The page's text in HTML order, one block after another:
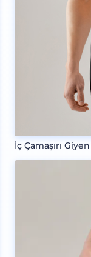
İç Çamaşırı